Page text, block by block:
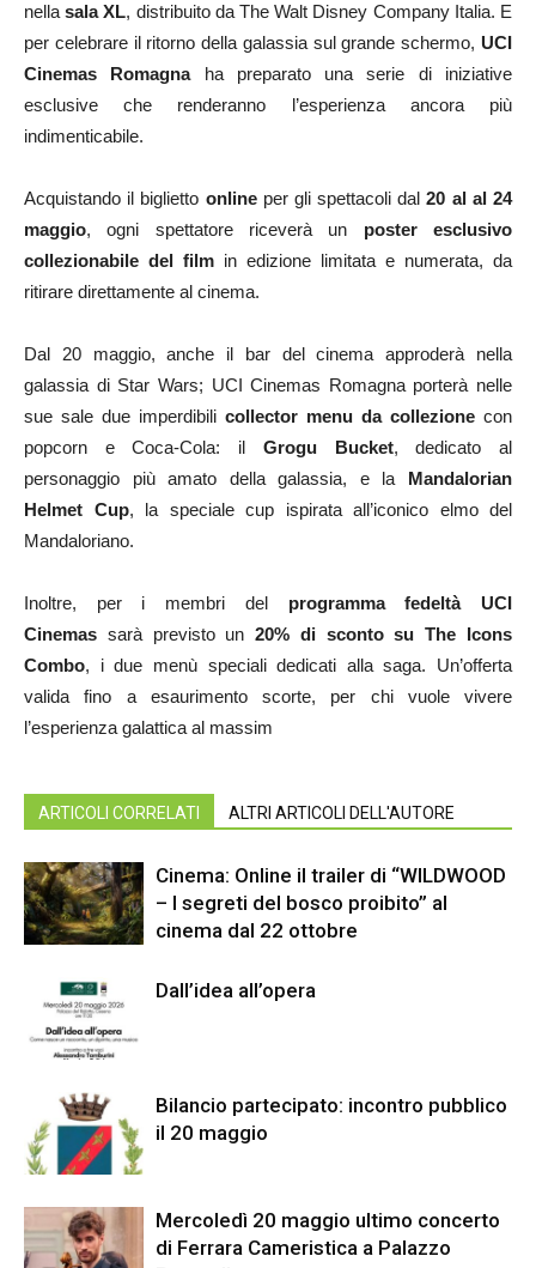
nellasala XL, distribuito da The Walt Disney Company Italia. E
per celebrare il ritorno della galassia sul grande schermo, UCI
Cinemas Romagnaha preparato una serie di iniziative
esclusive che renderanno l’esperienza ancora più
indimenticabile.
Acquistando il biglietto onlineper gli spettacoli dal20 al al 24
maggio, ogni spettatore riceverà un poster esclusivo
collezionabile del film in edizione limitata e numerata, da
ritirare direttamente al cinema.
Dal 20 maggio, anche il bar del cinema approderà nella
galassia di Star Wars; UCI Cinemas Romagna porterà nelle
sue sale due imperdibili collector menu da collezione con
popcorn e Coca-Cola: il Grogu Bucket, dedicato al
personaggio più amato della galassia, e la
Mandalorian
Helmet Cup, la speciale cup ispirata all’iconico elmo del
Mandaloriano.
Inoltre, per i membri del programma fedeltà UCI
Cinemas sarà previsto un20% di sconto su The Icons
Combo, i due menù speciali dedicati alla saga. Un’offerta
valida fino a esaurimento scorte, per chi vuole vivere
l’esperienza galattica al massim
ARTICOLI CORRELATI ALTRI ARTICOLI DELL'AUTORE
Cinema: Online il trailer di “WILDWOOD
– I segreti del bosco proibito” al
cinema dal 22 ottobre
Dall’idea all’opera
Bilancio partecipato: incontro pubblico
il 20 maggio
Mercoledì 20 maggio ultimo concerto
di Ferrara Cameristica a Palazzo